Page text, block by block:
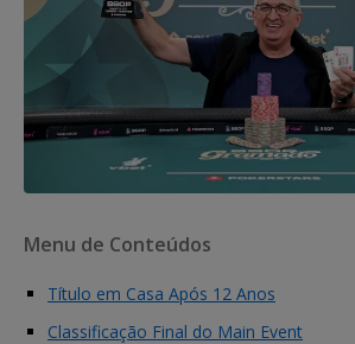
Menu de Conteúdos
Título em Casa Após 12 Anos
Classificação Final do Main Event